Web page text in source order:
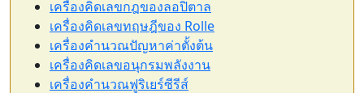
เครื่องคิดเลขกฎของลอปิตาล
เครื่องคิดเลขทฤษฎีของ Rolle
เครื่องคำนวณปัญหาค่าตั้งต้น
เครื่องคิดเลขอนุกรมพลังงาน
เครื่องคำนวณฟูริเยร์ซีรีส์